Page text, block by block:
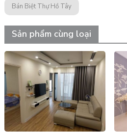
Bán Biệt Thự Hồ Tây
Sản phẩm cùng loại